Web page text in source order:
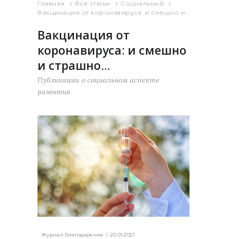
Главная Все статьи
Социальный
Вакцинация от коронавируса: и смешно и...
Вакцинация от
коронавируса: и смешно
и страшно…
Публикации о социальном аспекте
развития
Журнал Благодарение
20.01.2021